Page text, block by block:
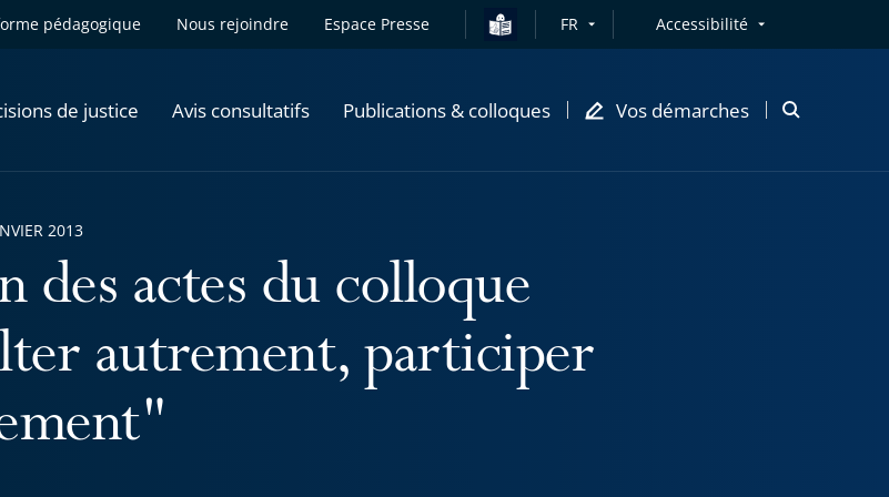
pédagogique Nous rejoindre Espace Presse FR Accessibilité
de justice Avis consultatifs Publications & colloques Vos démarches
Ouvrir
des actes du colloque
autrement, participer
2013